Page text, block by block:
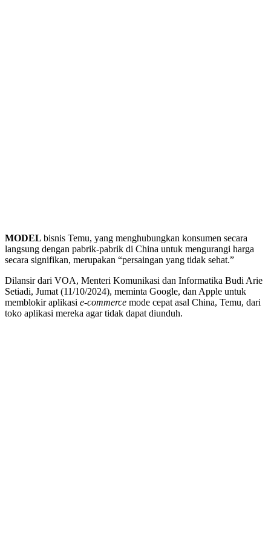
MODEL bisnis Temu, yang menghubungkan konsumen secara
langsung dengan pabrik-pabrik di China untuk mengurangi harga
secara signifikan, merupakan “persaingan yang tidak sehat.”
Dilansir dari VOA, Menteri Komunikasi dan Informatika Budi Arie
Setiadi, Jumat (11/10/2024), meminta Google, dan Apple untuk
memblokir aplikasi e-commerce mode cepat asal China, Temu, dari
toko aplikasi mereka agar tidak dapat diunduh.